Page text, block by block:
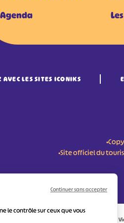
Agenda
AVEC LES SITES ICONIKS
•Site officiel du
L'Agence Départementale de Tourisme de la
le contrôle sur ceux que vous
Continuer sans accepter